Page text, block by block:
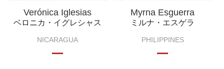
Verónica Iglesias
ベロニカ・イグレシャス
NICARAGUA
Myrna Esguerra
ミルナ・エスゲラ
PHILIPPINES